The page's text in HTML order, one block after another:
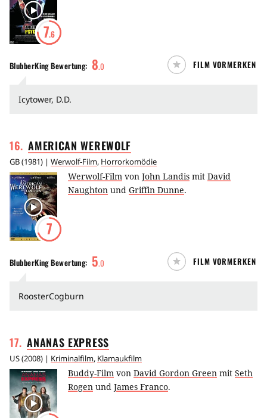
7.6
BlubberKingBewertung: 8.0 FILM VORMERKEN
Icytower, D.D.
16. AMERICANWEREWOLF
GB(1981) | Werwolf-Film, Horrorkomödie
7
Werwolf-Film von John Landis mit David
Naughton und Griffin Dunne.
BlubberKingBewertung: 5.0 FILM VORMERKEN
RoosterCogburn
17. ANANAS EXPRESS
US(2008) | Kriminalfilm, Klamaukfilm
Buddy-Film von David Gordon Green mit Seth
Rogen und James Franco.